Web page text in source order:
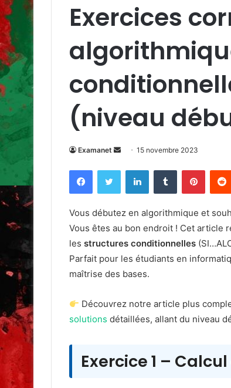
Exercices
(niveau
Examanet
Envoyer
courriel
15 novembre 2023
FacebookTwitter LinkedinTumblr
Vous débutez en algorithmique et
Vous êtes au bon endroit ! Cet article
les structures conditionnelles
Parfait pour les étudiants en
maîtrise des bases.
Découvrez notre article plus
solutions détaillées, allant du niveau
Exercice 1 –